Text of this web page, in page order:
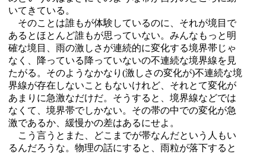
いてきている。
そのことは誰もが体験しているのに、それが境目で
あるとほとんど誰もが思っていない。みんなもっと明
確な境目、雨の激しさが連続的に変化する境界帯じゃ
なく、降っている降っていないの不連続な境界線を見
たがる。そのようなかなり(激しさの変化が)不連続な境
界線が存在しないこともないけれど、それとて変化が
あまりに急激なだけだ。そうすると、境界線などでは
なくて、境界帯でしかない。その帯の中での変化が急
激であるか、緩慢かの差はあるにせよ。
こう言うとまた、どこまでが帯なんだという人もい
るんだろうな。物理の話にすると、雨粒が落下すると